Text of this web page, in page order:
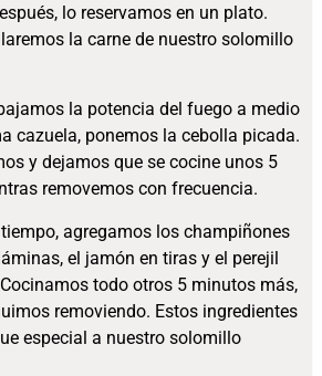
lo reservamos en un plato.
la carne de nuestro solomillo
la potencia del fuego a medio
cazuela, ponemos la cebolla picada.
y dejamos que se cocine unos 5
removemos con frecuencia.
agregamos los champiñones
el jamón en tiras y el perejil
todo otros 5 minutos más,
removiendo. Estos ingredientes
especial a nuestro solomillo